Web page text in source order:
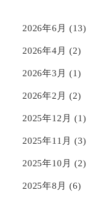
2026年6月 (13)
2026年4月 (2)
2026年3月 (1)
2026年2月 (2)
2025年12月 (1)
2025年11月 (3)
2025年10月 (2)
2025年8月 (6)